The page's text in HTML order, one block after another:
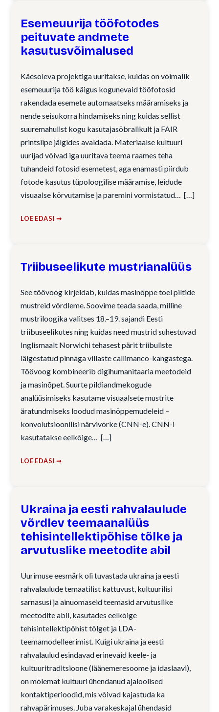
Esemeuurija tööfotodes
peituvate andmete
kasutusvõimalused
Käesoleva projektiga uuritakse, kuidas on võimalik
esemeuurija töö käigus kogunevaid tööfotosid
rakendada esemete automaatseks määramiseks ja
nende seisukorra hindamiseks ning kuidas sellist
suuremahulist kogu kasutajasõbralikult ja FAIR
printsiipe jälgides avaldada. Materiaalse kultuuri
uurijad võivad iga uuritava teema raames teha
tuhandeid fotosid esemetest, aga enamasti piirdub
fotode kasutus tüpoloogilise määramise, leidude
visuaalse kõrvutamise ja paremini vormistatud…
LOE EDASI ➞
Triibuseelikute mustrianalüüs
See töövoog kirjeldab, kuidas masinõppe toel piltide
mustreid võrdleme. Soovime teada saada, milline
mustriloogika valitses 18.–19. sajandi Eesti
triibuseelikutes ning kuidas need mustrid suhestuvad
Inglismaalt Norwichi tehasest pärit triibuliste
läigestatud pinnaga villaste callimanco-kangastega.
Töövoog kombineerib digihumanitaaria meetodeid
ja masinõpet. Suurte pildiandmekogude
analüüsimiseks kasutame visuaalsete mustrite
äratundmiseks loodud masinõppemudeleid –
konvolutsioonilisi närvivõrke (CNN-e). CNN-i
kasutatakse eelkõige…
LOE EDASI ➞
Ukraina ja eesti rahvalaulude
võrdlev teemaanalüüs
tehisintellektipõhise tõlke ja
arvutuslike meetodite abil
Uurimuse eesmärk oli tuvastada ukraina ja eesti
rahvalaulude temaatilist kattuvust, kultuurilisi
sarnasusi ja ainuomaseid teemasid arvutuslike
meetodite abil, kasutades eelkõige
tehisintellektipõhist tõlget ja LDA-
teemamodelleerimist. Kuigi ukraina ja eesti
rahvalaulud esindavad erinevaid keele- ja
kultuuritraditsioone (läänemeresoome ja idaslaavi),
on mõlemat kultuuri ühendanud ajaloolised
kontaktiperioodid, mis võivad kajastuda ka
rahvapärimuses. Juba varakeskajal ühendasid